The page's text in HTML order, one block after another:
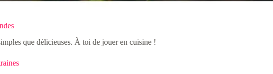
que délicieuses. À toi de jouer en cuisine !